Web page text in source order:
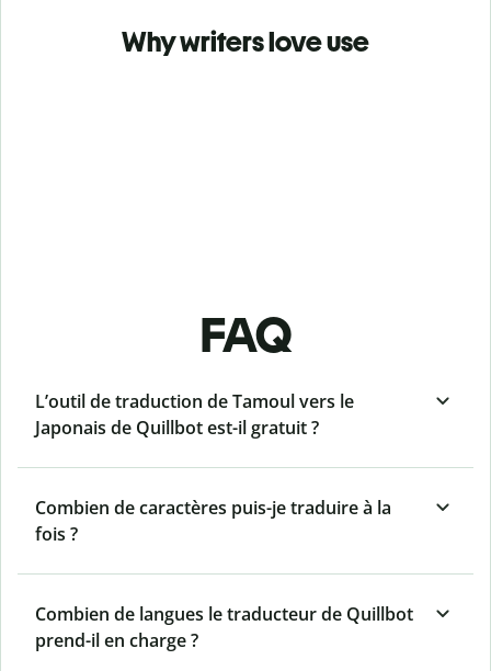
Why writers love use
FAQ
L’outil de traduction de Tamoul vers le
Japonais de Quillbot est-il gratuit ?
Combien de caractères puis-je traduire à la
fois ?
Combien de langues le traducteur de Quillbot
prend-il en charge ?